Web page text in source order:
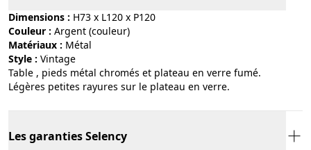
Dimensions : H73 x L120 x P120
Couleur :
argent (couleur)
Matériaux :
métal
Style :
vintage
Table , pieds métal chromés et plateau en verre fumé.
Légères petites rayures sur le plateau en verre.
Les garanties Selency